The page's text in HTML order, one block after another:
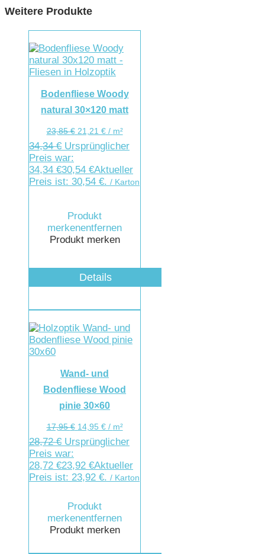
Weitere Produkte
Bodenfliese Woody
natural 30×120 matt
23,85€ 21,21 €/ m²
34,34€ Ursprünglicher
Preis war:
34,34 €30,54 €Aktueller
Preis ist: 30,54 €. / Karton
Produkt
merkenentfernen
Produkt merken
Details
Wand- und
Bodenfliese Wood
pinie 30×60
17,95€ 14,95 €/ m²
28,72€ Ursprünglicher
Preis war:
28,72 €23,92 €Aktueller
Preis ist: 23,92 €. / Karton
Produkt
merkenentfernen
Produkt merken